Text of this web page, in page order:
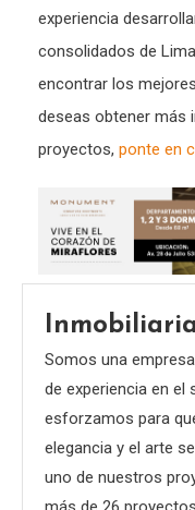
experiencia
consolidados de
encontrar los
deseas obtener más
proyectos, ponte en
Somos una
de experiencia en el
esforzamos para
elegancia y el arte
uno de nuestros